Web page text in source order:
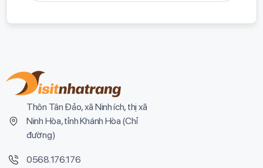
Thôn Tân Đảo, xã Ninh ích, thị xã
Ninh Hòa, tỉnh Khánh Hòa (Chỉ
đường)
0568.176.176